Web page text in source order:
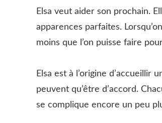
Elsa veut aider son prochain.
apparences parfaites.
moins que l’on puisse faire
Elsa est à l’origine
peuvent qu’être d’accord.
se complique encore un peu